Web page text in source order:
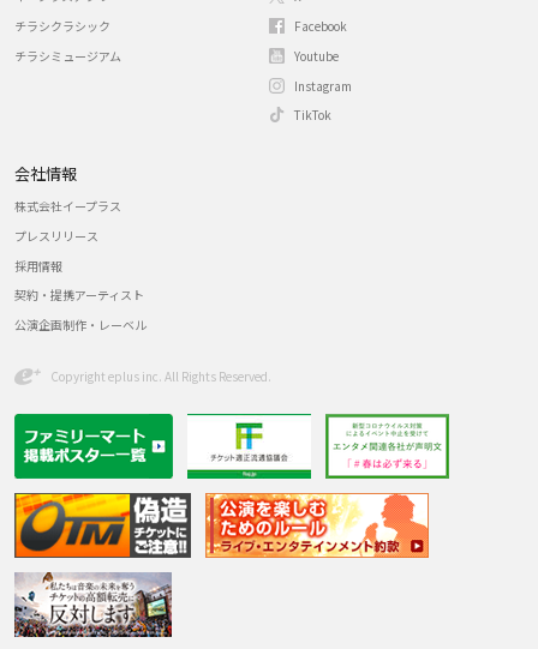
チラシクラシック
チラシミュージアム
Facebook
Youtube
Instagram
TikTok
会社情報
株式会社イープラス
プレスリリース
採用情報
契約・提携アーティスト
公演企画制作・レーベル
Copyright eplus inc. All Rights Reserved.